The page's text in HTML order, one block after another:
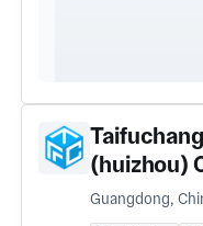
(huizhou)
Guangdong,